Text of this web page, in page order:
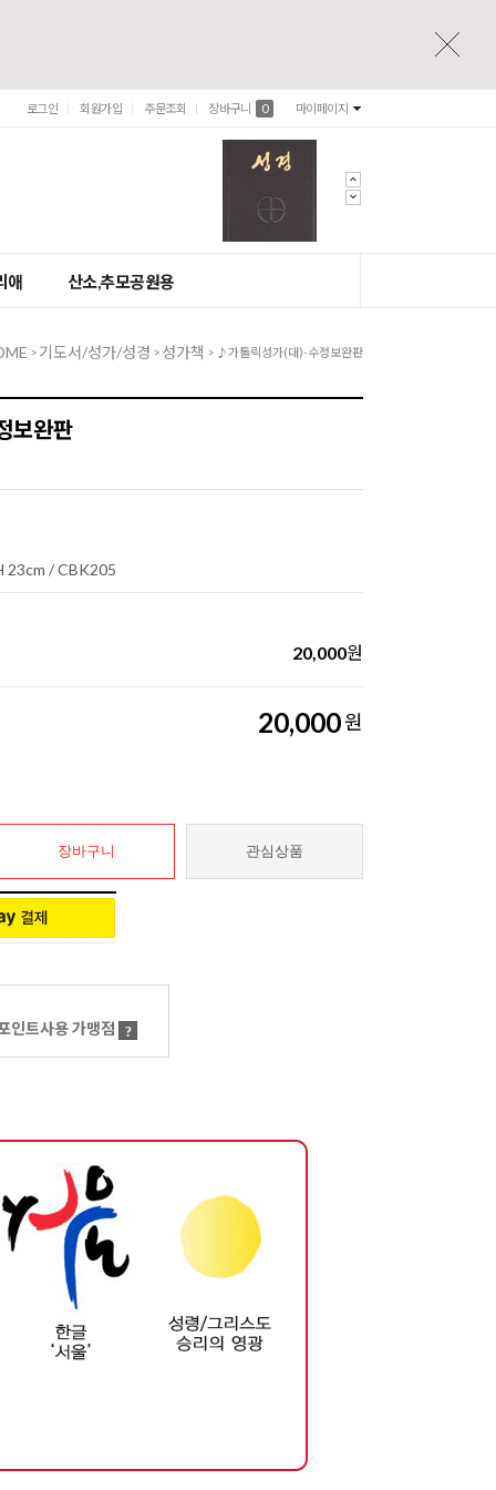
로그인 회원가입 주문조회 장바구니 0 마이페이지
애 산소,추모공원용
> 기도서/성가/성경 > 성가책 > ♪가톨릭성가(대)-수정보완판
보완판
23cm / CBK205
20,000원
20,000원
장바구니 관심상품
인트사용 가맹점 ?